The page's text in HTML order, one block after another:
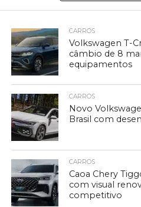
CARROS
Volkswagen T-
câmbio de 8
equipamentos
CARROS
Novo
Brasil com
CARROS
Caoa Chery
com visual
competitivo